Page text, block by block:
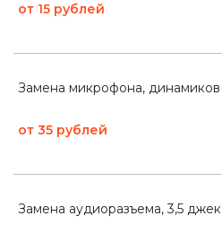
от 15 рублей
Замена микрофона, динамиков
от 35 рублей
Замена аудиоразъема, 3,5 джек